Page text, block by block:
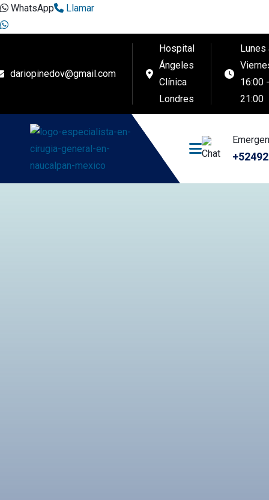
WhatsApp Llamar
dariopinedov@gmail.com
Hospital
Ángeles
Clínica
Londres
Lunes
16:00 -
21:00